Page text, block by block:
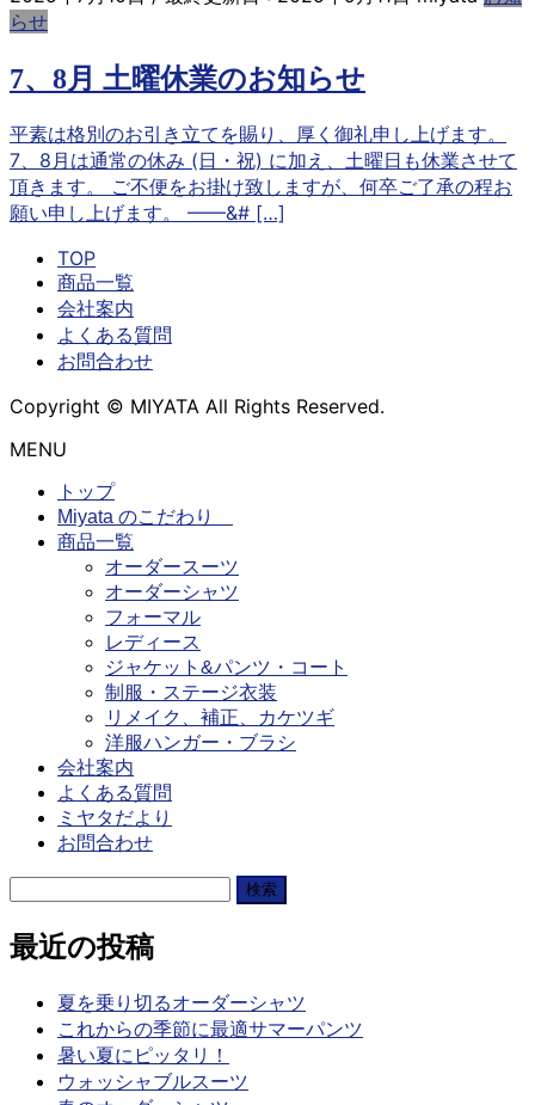
らせ
7、8月 土曜休業のお知らせ
平素は格別のお引き立てを賜り、厚く御礼申し上げます。
7、8月は通常の休み (日・祝) に加え、土曜日も休業させて
頂きます。 ご不便をお掛け致しますが、何卒ご了承の程お
願い申し上げます。 ——&# […]
TOP
商品一覧
会社案内
よくある質問
お問合わせ
Copyright © MIYATA All Rights Reserved.
MENU
トップ
Miyata のこだわり
商品一覧
オーダースーツ
オーダーシャツ
フォーマル
レディース
ジャケット&パンツ・コート
制服・ステージ衣装
リメイク、補正、カケツギ
洋服ハンガー・ブラシ
会社案内
よくある質問
ミヤタだより
お問合わせ
検
最近の投稿
夏を乗り切るオーダーシャツ
これからの季節に最適サマーパンツ
暑い夏にピッタリ！
ウォッシャブルスーツ